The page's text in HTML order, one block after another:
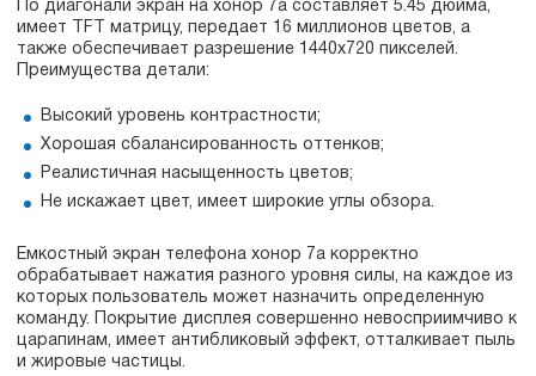
По диагонали экран на хонор 7а составляет 5.45 дюйма,
имеет TFT матрицу, передает 16 миллионов цветов, а
также обеспечивает разрешение 1440x720 пикселей.
Преимущества детали:
Высокий уровень контрастности;
Хорошая сбалансированность оттенков;
Реалистичная насыщенность цветов;
Не искажает цвет, имеет широкие углы обзора.
Емкостный экран телефона хонор 7а корректно
обрабатывает нажатия разного уровня силы, на каждое из
которых пользователь может назначить определенную
команду. Покрытие дисплея совершенно невосприимчиво к
царапинам, имеет антибликовый эффект, отталкивает пыль
и жировые частицы.